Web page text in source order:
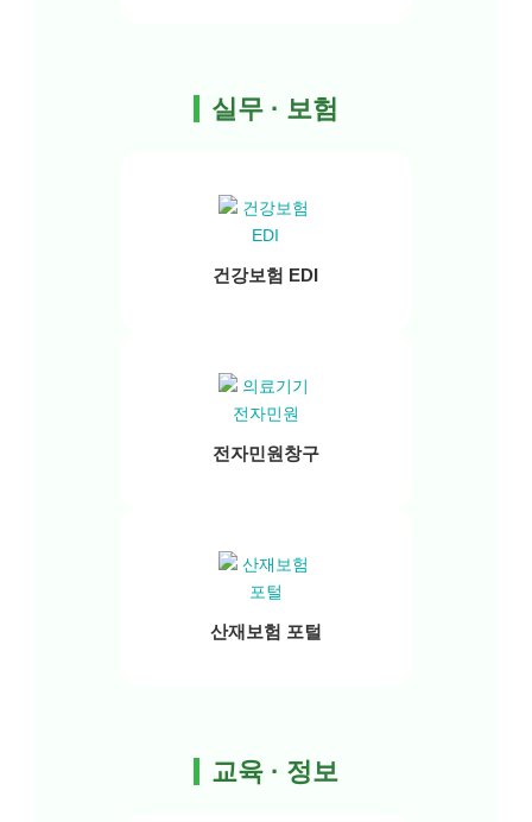
실무 · 보험
건강보험 EDI
전자민원창구
산재보험 포털
교육 · 정보